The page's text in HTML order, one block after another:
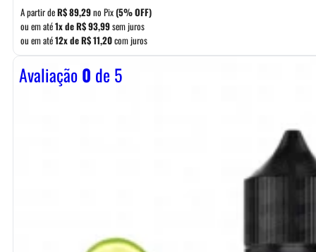
A partir deR$89,29no Pix(5% OFF)
ou em até1x deR$93,99sem juros
ou em até12x deR$11,20com juros
Avaliação0 de 5